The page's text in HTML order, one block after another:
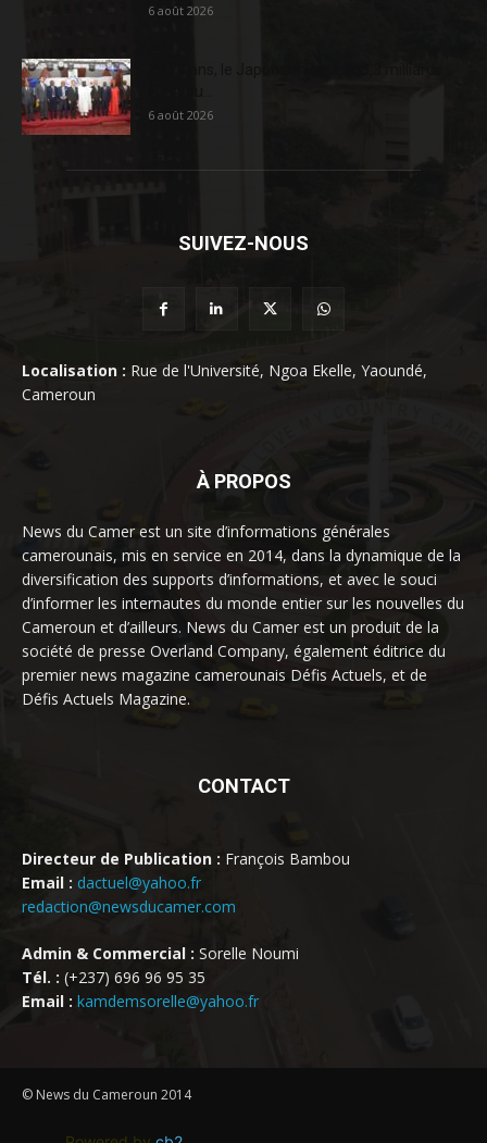
6 août 2026
6 août 2026
SUIVEZ-NOUS
Localisation : Rue de l'Université, Ngoa Ekelle, Yaoundé,
Cameroun
À PROPOS
News du Camer est un site d’informations générales
camerounais, mis en service en 2014, dans la dynamique de la
diversification des supports d’informations, et avec le souci
d’informer les internautes du monde entier sur les nouvelles du
Cameroun et d’ailleurs. News du Camer est un produit de la
société de presse Overland Company, également éditrice du
premier news magazine camerounais Défis Actuels, et de
Défis Actuels Magazine.
CONTACT
Directeur de Publication : François Bambou
Email : dactuel@yahoo.fr
redaction@newsducamer.com
Admin & Commercial : Sorelle Noumi
Tél. : (+237) 696 96 95 35
Email : kamdemsorelle@yahoo.fr
© News du Cameroun 2014